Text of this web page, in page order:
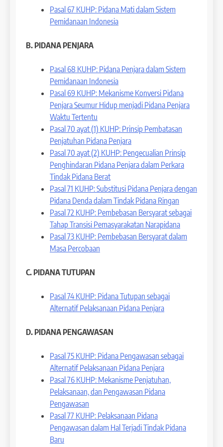
Pasal 67 KUHP: Pidana Mati dalam Sistem
Pemidanaan Indonesia
B. PIDANA PENJARA
Pasal 68 KUHP: Pidana Penjara dalam Sistem
Pemidanaan Indonesia
Pasal 69 KUHP: Mekanisme Konversi Pidana
Penjara Seumur Hidup menjadi Pidana Penjara
Waktu Tertentu
Pasal 70 ayat (1) KUHP: Prinsip Pembatasan
Penjatuhan Pidana Penjara
Pasal 70 ayat (2) KUHP: Pengecualian Prinsip
Penghindaran Pidana Penjara dalam Perkara
Tindak Pidana Berat
Pasal 71 KUHP: Substitusi Pidana Penjara dengan
Pidana Denda dalam Tindak Pidana Ringan
Pasal 72 KUHP: Pembebasan Bersyarat sebagai
Tahap Transisi Pemasyarakatan Narapidana
Pasal 73 KUHP: Pembebasan Bersyarat dalam
Masa Percobaan
C. PIDANA TUTUPAN
Pasal 74 KUHP: Pidana Tutupan sebagai
Alternatif Pelaksanaan Pidana Penjara
D.PIDANA PENGAWASAN
Pasal 75 KUHP: Pidana Pengawasan sebagai
Alternatif Pelaksanaan Pidana Penjara
Pasal 76 KUHP: Mekanisme Penjatuhan,
Pelaksanaan, dan Pengawasan Pidana
Pengawasan
Pasal 77 KUHP: Pelaksanaan Pidana
Pengawasan dalam Hal Terjadi Tindak Pidana
Baru